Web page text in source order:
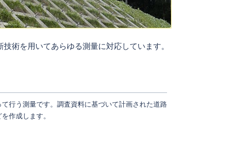
術を用いてあらゆる測量に対応しています。
行う測量です。調査資料に基づいて計画された道路
作成します。